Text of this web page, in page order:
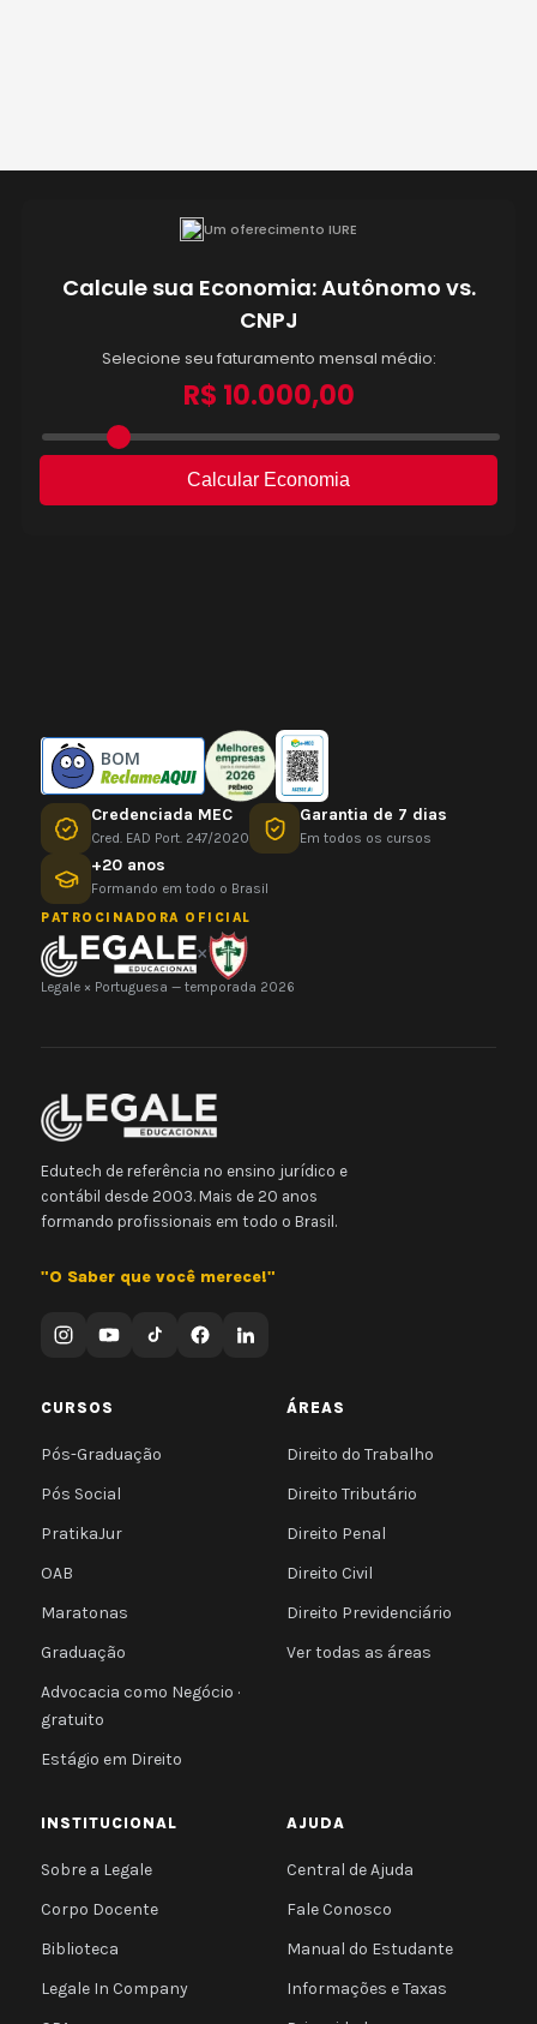
BOM
Credenciada MEC
Cred. EAD Port. 247/2020
Garantia de 7 dias
Em todos os cursos
+20 anos
Formando em todo o Brasil
PATROCINADORA OFICIAL
×
Legale × Portuguesa — temporada 2026
Edutech de referência no ensino jurídico e
contábil desde 2003. Mais de 20 anos
formando profissionais em todo o Brasil.
"O Saber que você merece!"
CURSOS
Pós-Graduação
Pós Social
PratikaJur
OAB
Maratonas
Graduação
Advocacia como Negócio ·
gratuito
Estágio em Direito
ÁREAS
Direito do Trabalho
Direito Tributário
Direito Penal
Direito Civil
Direito Previdenciário
Ver todas as áreas
INSTITUCIONAL
Sobre a Legale
Corpo Docente
Biblioteca
Legale In Company
AJUDA
Central de Ajuda
Fale Conosco
Manual do Estudante
Informações e Taxas